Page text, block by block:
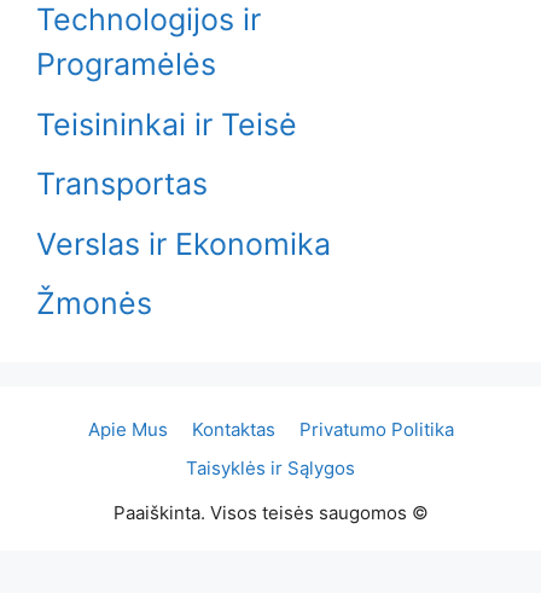
Technologijos ir
Programėlės
Teisininkai ir Teisė
Transportas
Verslas ir Ekonomika
Žmonės
Apie Mus Kontaktas
Privatumo Politika
Taisyklės ir Sąlygos
Paaiškinta. Visos teisės saugomos ©